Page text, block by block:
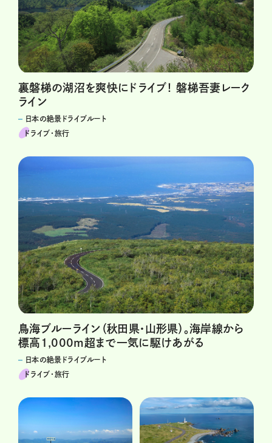
裏磐梯の湖沼を爽快にドライブ！ 磐梯吾妻レーク
ライン
日本の絶景ドライブルート
ドライブ･旅行
鳥海ブルーライン（秋田県・山形県）。海岸線から
標高1,000m超まで一気に駆けあがる
日本の絶景ドライブルート
ドライブ･旅行